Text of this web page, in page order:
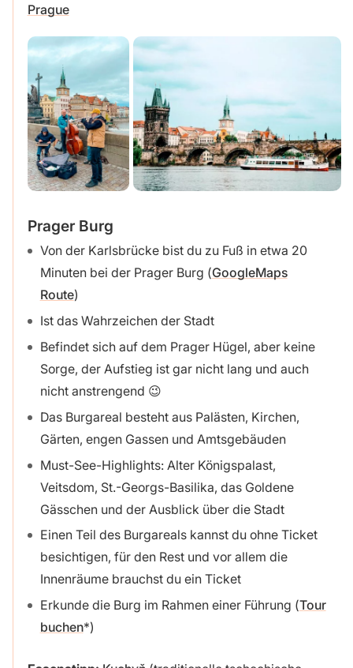
Prague
Prager Burg
Von der Karlsbrücke bist du zu Fuß in etwa 20
Minuten bei der Prager Burg (GoogleMaps
Route)
Ist das Wahrzeichen der Stadt
Befindet sich auf dem Prager Hügel, aber keine
Sorge, der Aufstieg ist gar nicht lang und auch
nicht anstrengend 😉
Das Burgareal besteht aus Palästen, Kirchen,
Gärten, engen Gassen und Amtsgebäuden
Must-See-Highlights: Alter Königspalast,
Veitsdom, St.-Georgs-Basilika, das Goldene
Gässchen und der Ausblick über die Stadt
Einen Teil des Burgareals kannst du ohne Ticket
besichtigen, für den Rest und vor allem die
Innenräume brauchst du ein Ticket
Erkunde die Burg im Rahmen einer Führung (Tour
buchen )